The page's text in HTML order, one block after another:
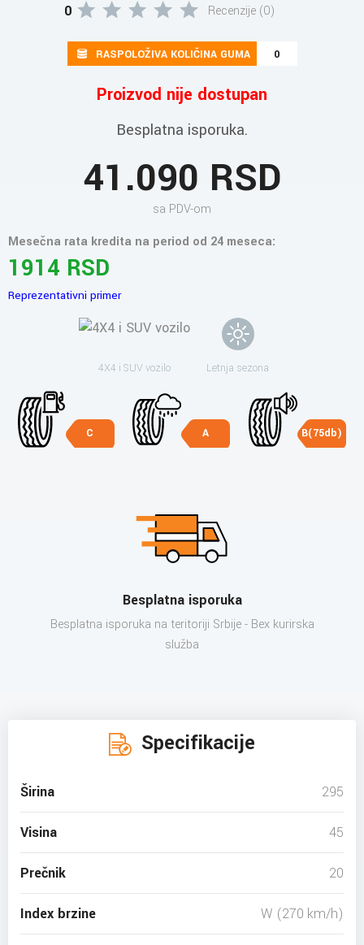
0 Recenzije (0)
RASPOLOŽIVA KOLIČINA GUMA 0
Proizvod nije dostupan
Besplatna isporuka.
41.090 RSD
sa PDV-om
Mesečna rata kredita na period od 24 meseca:
1914 RSD
Reprezentativni primer
4X4 i SUV vozilo Letnja sezona
C A B(75db)
Besplatna isporuka
Besplatna isporuka na teritoriji Srbije - Bex kurirska
služba
Specifikacije
Širina 295
Visina 45
Prečnik 20
Index brzine W (270 km/h)